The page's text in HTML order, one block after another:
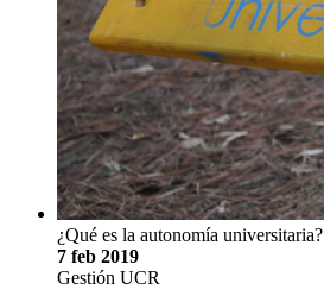
¿Qué es la autonomía universitaria?
7 feb 2019
Gestión UCR